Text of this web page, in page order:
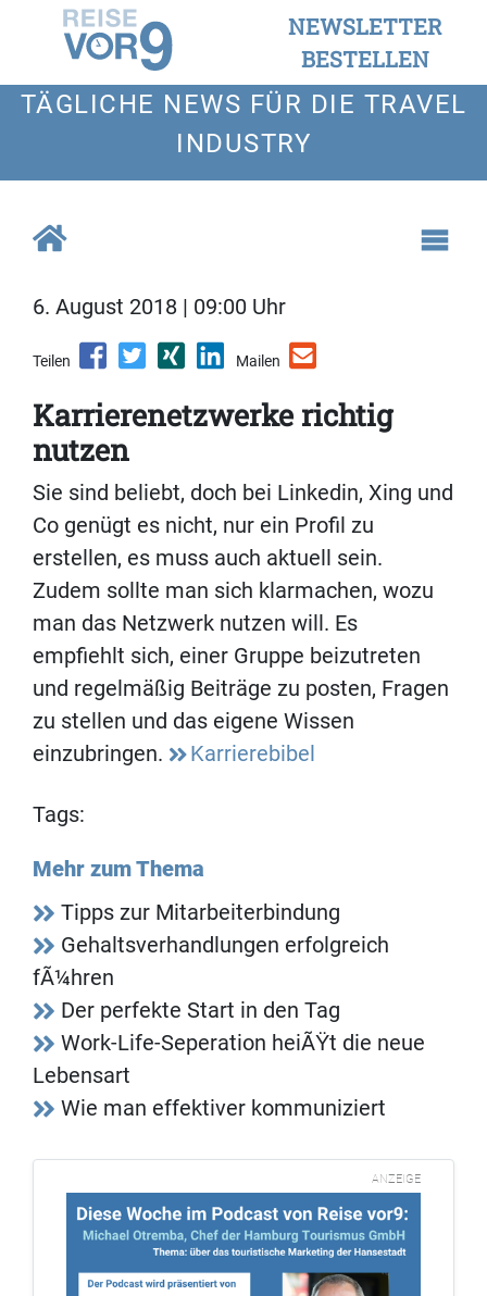
NEWSLETTER
BESTELLEN
TÄGLICHE NEWS FÜR DIE TRAVEL
INDUSTRY
6. August 2018 | 09:00 Uhr
Teilen Mailen
Karrierenetzwerke richtig
nutzen
Sie sind beliebt, doch bei Linkedin, Xing und
Co genügt es nicht, nur ein Profil zu
erstellen, es muss auch aktuell sein.
Zudem sollte man sich klarmachen, wozu
man das Netzwerk nutzen will. Es
empfiehlt sich, einer Gruppe beizutreten
und regelmäßig Beiträge zu posten, Fragen
zu stellen und das eigene Wissen
einzubringen.
Karrierebibel
Tags:
Mehr zum Thema
Tipps zur Mitarbeiterbindung
Gehaltsverhandlungen erfolgreich
fÃ¼hren
Der perfekte Start in den Tag
Work-Life-Seperation heiÃŸt die neue
Lebensart
Wie man effektiver kommuniziert
ANZEIGE